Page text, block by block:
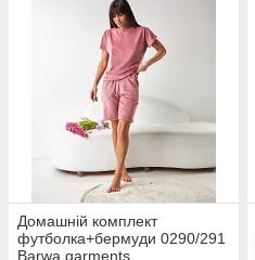
Домашній комплект
футболка+бермуди 0290/291
Barwa garments